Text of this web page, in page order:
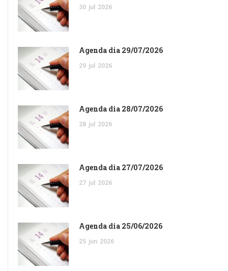
30 jul 2026
Agenda dia 29/07/2026
29 jul 2026
Agenda dia 28/07/2026
28 jul 2026
Agenda dia 27/07/2026
27 jul 2026
Agenda dia 25/06/2026
25 jun 2026